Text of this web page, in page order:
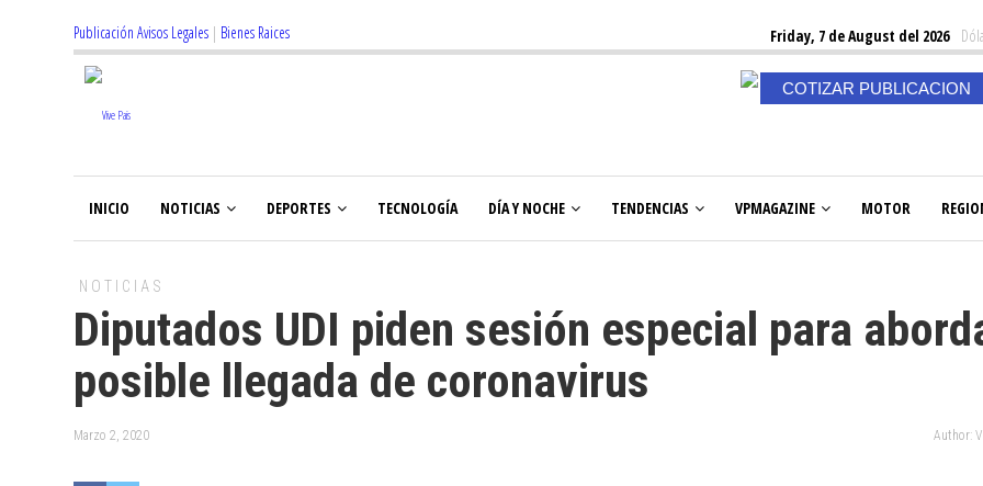
Publicación Avisos Legales | Bienes Raices Friday, 7 de August del 2026
COTIZAR PUBLICACION
INICIO NOTICIAS DEPORTES TECNOLOGÍA DÍA Y NOCHE TENDENCIAS VPMAGAZINE MOTOR
NOTICIAS
Diputados UDI piden sesión especial para
posible llegada de coronavirus
Marzo 2, 2020 Author: